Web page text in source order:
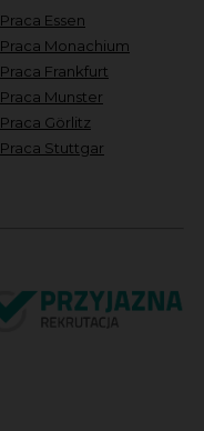
Praca Essen
Praca Monachium
Praca Frankfurt
Praca Munster
Praca Görlitz
Praca Stuttgar